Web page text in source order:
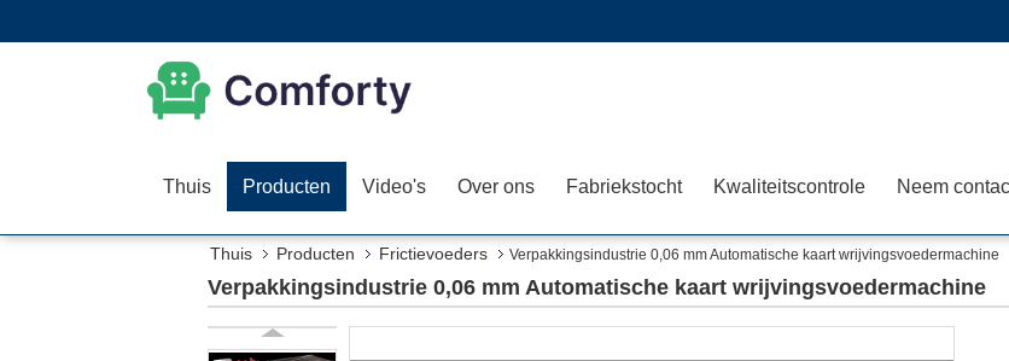
Thuis Producten Video's Over ons Fabriekstocht Kwaliteitscontrole
Thuis Producten Frictievoeders Verpakkingsindustrie 0,06 mm Automatische kaart wrijvingsvoedermachine
Verpakkingsindustrie 0,06 mm Automatische kaart wrijvingsvoedermachine